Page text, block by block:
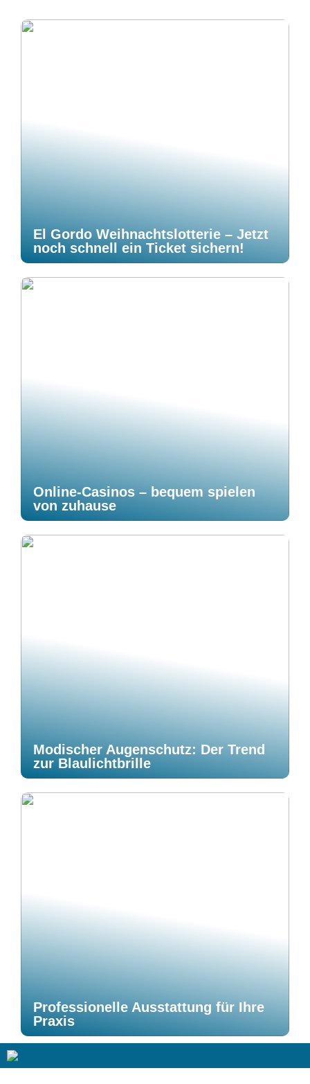
El Gordo Weihnachtslotterie – Jetzt
noch schnell ein Ticket sichern!
Online-Casinos – bequem spielen
von zuhause
Modischer Augenschutz: Der Trend
zur Blaulichtbrille
Professionelle Ausstattung für Ihre
Praxis